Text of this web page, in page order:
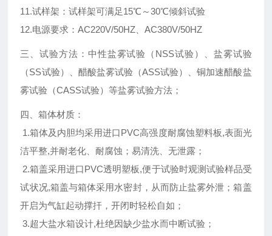
11.试样架：试样架可满足15℃～30℃倾斜试验
12.电源要求：AC220V/50HZ、AC380V/50HZ
三、试验方法：中性盐雾试验（NSS试验）、盐雾试验
（SS试验）、醋酸盐雾试验（ASS试验）、铜加速醋酸盐
雾试验（CASS试验）等盐雾试验方法；
四、箱体材质：
1.箱体及内胆均采用进口PVC高强度耐腐蚀塑料板,表面光
洁平整,并耐老化、耐腐蚀；易清洗、无泄露；
2.箱盖采用进口PVC透明塑板,便于试验时观测试验样品受
试状况,箱盖与箱体采用水密封，从而防止盐雾外泄；箱盖
开启为气缸起动撑扞，开闭时轻松自如；
3.超大盐水箱设计,杜绝因缺少盐水而中断试验；